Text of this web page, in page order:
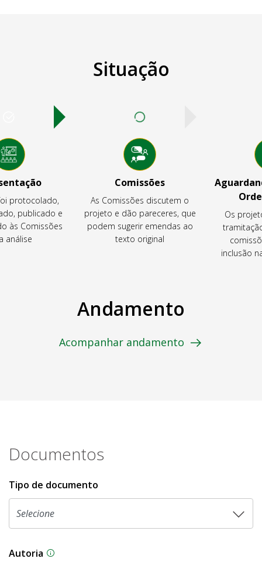
Situação
protocolado,
publicado e
às Comissões
análise
Comissões
As Comissões discutem o
projeto e dão pareceres, que
podem sugerir emendas ao
texto original
Os
inclusão
Andamento
Acompanhar andamento
Documentos
Tipo de documento
Autoria As proposições legislativas na CLDF podem